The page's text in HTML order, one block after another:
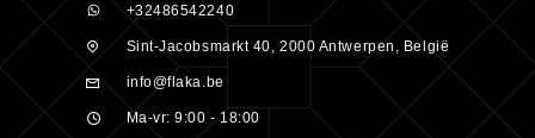
+32486542240
Sint-Jacobsmarkt 40, 2000 Antwerpen, België
info@flaka.be
Ma-vr: 9:00 - 18:00